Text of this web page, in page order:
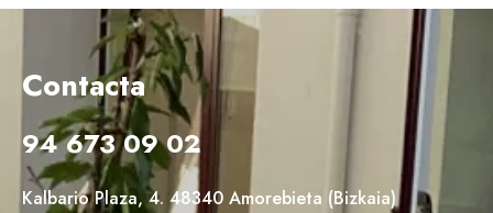
Contacta
94 673 09 02
Kalbario Plaza, 4. 48340 Amorebieta (Bizkaia)